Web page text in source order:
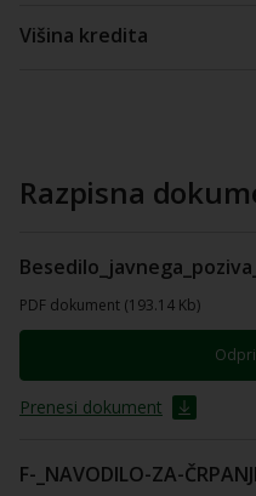
Višina kredita
Razpisna
PDF dokument (193.14 Kb)
Prenesi dokument
F-_NAVODILO-ZA-